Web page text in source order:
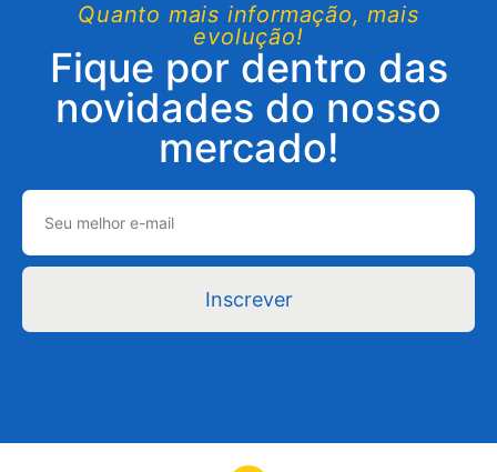
Quanto mais informação, mais
evolução!
Fique por dentro das
novidades do nosso
mercado!
Inscrever